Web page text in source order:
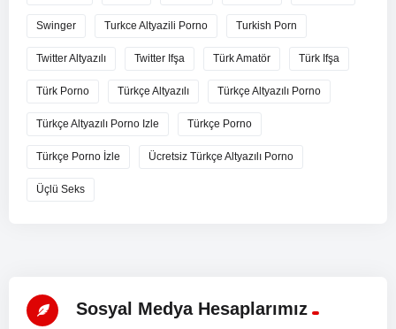
Swinger Turkce Altyazili Porno Turkish Porn
Twitter Altyazılı Twitter Ifşa Türk Amatör Türk Ifşa
Türk Porno Türkçe Altyazılı Türkçe Altyazılı Porno
Türkçe Altyazılı Porno Izle Türkçe Porno
Türkçe Porno İzle Ücretsiz Türkçe Altyazılı Porno
Üçlü Seks
Sosyal Medya Hesaplarımız